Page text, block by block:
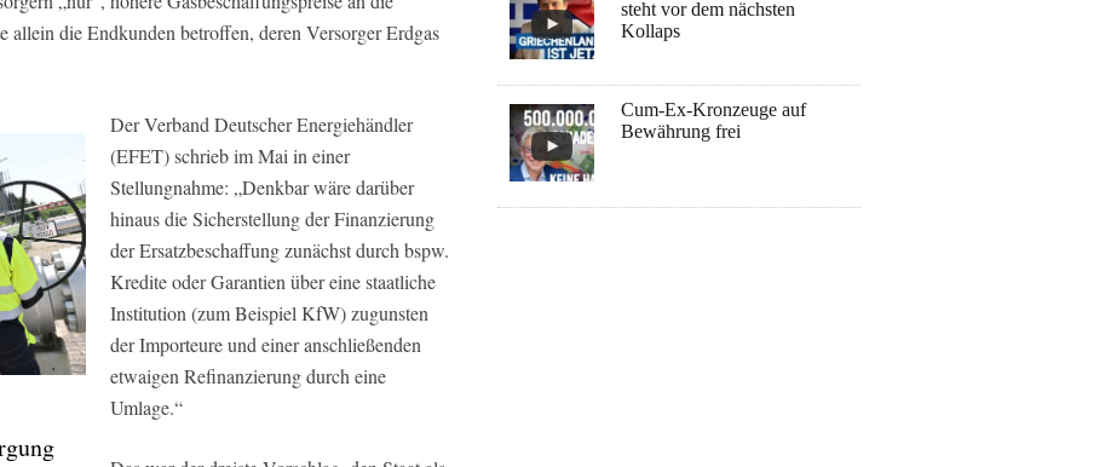
allein die Endkunden betroffen, deren Versorger Erdgas
Der Verband Deutscher Energiehändler
(EFET) schrieb im Mai in einer
Stellungnahme: „Denkbar wäre darüber
hinaus die Sicherstellung der Finanzierung
der Ersatzbeschaffung zunächst durch bspw.
Kredite oder Garantien über eine staatliche
Institution (zum Beispiel KfW) zugunsten
der Importeure und einer anschließenden
etwaigen Refinanzierung durch eine
Umlage.“
steht vor dem nächsten
Kollaps
Cum-Ex-Kronzeuge auf
Bewährung frei